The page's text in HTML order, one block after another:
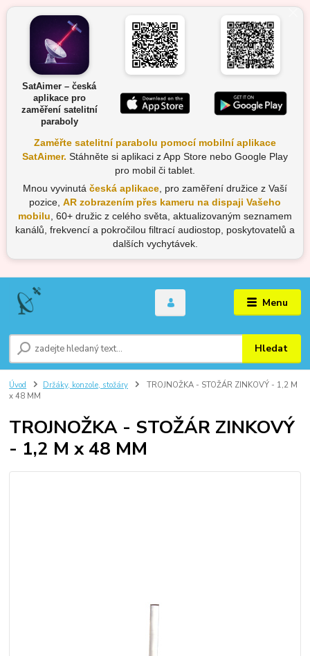
SatAimer – česká
aplikace pro
zaměření satelitní
paraboly
Zaměřte satelitní parabolu pomocí mobilní aplikace
SatAimer. Stáhněte si aplikaci z App Store nebo Google Play
pro mobil či tablet.
Mnou vyvinutá česká aplikace , pro zaměření družice z Vaší
pozice, AR zobrazením přes kameru na dispaji Vašeho
mobilu , 60+ družic z celého světa, aktualizovaným seznamem
kanálů, frekvencí a pokročilou filtrací audiostop, poskytovatelů a
dalších vychytávek.
Menu
Hledat
Úvod Držáky, konzole, stožáry
TROJNOŽKA - STOŽÁR ZINKOVÝ - 1,2 M
x 48 MM
TROJNOŽKA - STOŽÁR ZINKOVÝ
- 1,2 M x 48 MM